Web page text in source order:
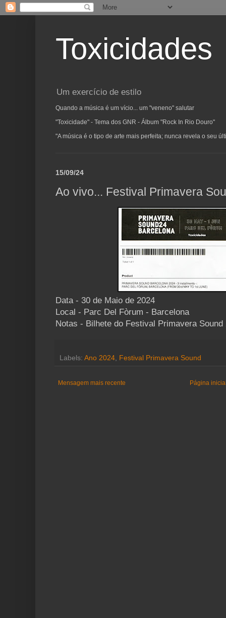
Toxicidades
Um exercício de estilo
Quando a música é um vício... um "veneno" salutar
"Toxicidade" - Tema dos GNR - Álbum "Rock In Rio Douro"
"A música é o tipo de arte mais perfeita; nunca revela o seu
15/09/24
Ao vivo... Festival Primavera
Data - 30 de Maio de 2024
Local - Parc Del Fòrum - Barcelona
Notas - Bilhete do Festival Primavera Sound
Labels: Ano 2024, Festival Primavera Sound
Mensagem mais recente Página